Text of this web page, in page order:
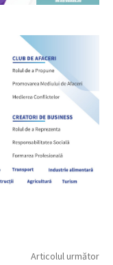
Articolul următor